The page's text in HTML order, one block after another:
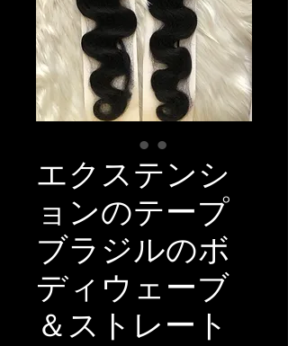
エクステンシ
ョンのテープ
ブラジルのボ
ディウェーブ
＆ストレート